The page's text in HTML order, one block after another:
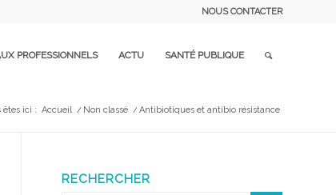
NOUS CONTACTER
PROFESSIONNELS ACTU SANTÉ PUBLIQUE
êtes ici : Accueil / Non classé / Antibiotiques et antibio résistance
RECHERCHER